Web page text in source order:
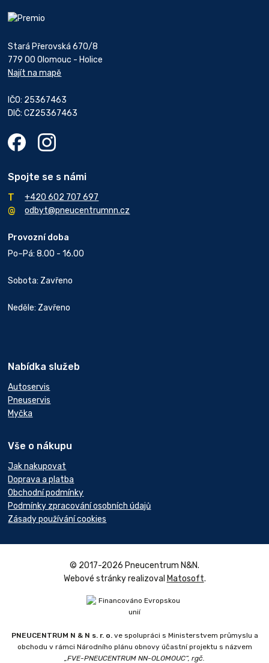
Stará Přerovská 670/8
779 00 Olomouc - Holice
Najít na mapě
IČO: 25367463
DIČ: CZ25367463
Spojte se s námi
+420 602 707 697
odbyt@pneucentrumnn.cz
Provozní doba
Po–Pá: 8.00 - 16.00
Sobota: Zavřeno
Neděle: Zavřeno
Nabídka služeb
Autoservis
Pneuservis
Myčka
Vše o nákupu
Jak nakupovat
Doprava a platba
Obchodní podmínky
Podmínky zpracování osobních údajů
Zásady používání cookies
© 2017-2026 Pneucentrum N&N.
Webové stránky realizoval Matosoft.
PNEUCENTRUM N & N s. r. o.ve spolupráci s Ministerstvem průmyslu a
obchodu v rámci Národního plánu obnovy účastní projektu s názvem
„FVE-PNEUCENTRUM NN-OLOMOUC“, rgč.